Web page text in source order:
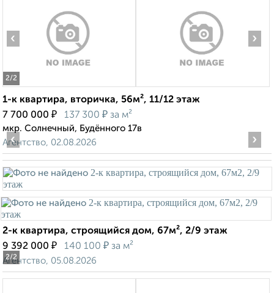
2/2
‹ ›
1-к квартира, вторичка, 56м², 11/12 этаж
7 700 000 ₽ 137 300 ₽ за м²
мкр. Солнечный, Будённого 17в
Агентство, 02.08.2026
2/2
‹ ›
2-к квартира, строящийся дом, 67м², 2/9 этаж
9 392 000 ₽ 140 100 ₽ за м²
Агентство, 05.08.2026